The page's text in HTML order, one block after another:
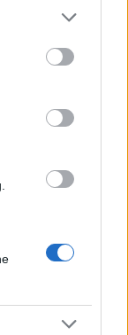
more Google
may click to
party tags to
below Google
ez azért
a
ott, ahol
csomó
nem
viszonyítási
A jazz így
hogy
vágja,
A nagy jazz
kontextusa
univerzális
el lennék